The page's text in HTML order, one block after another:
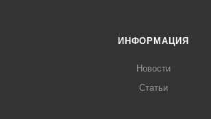
ИНФОРМАЦИЯ
Новости
Статьи